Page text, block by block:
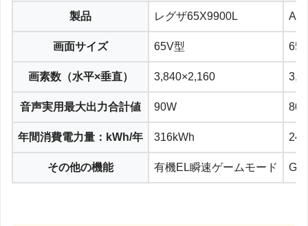
製品 レグザ65X9900L
画面サイズ 65V型
画素数（水平×垂直） 3,840×2,160
音声実用最大出力合計値 90W
年間消費電力量：kWh/年 316kWh
その他の機能 有機EL瞬速ゲームモード